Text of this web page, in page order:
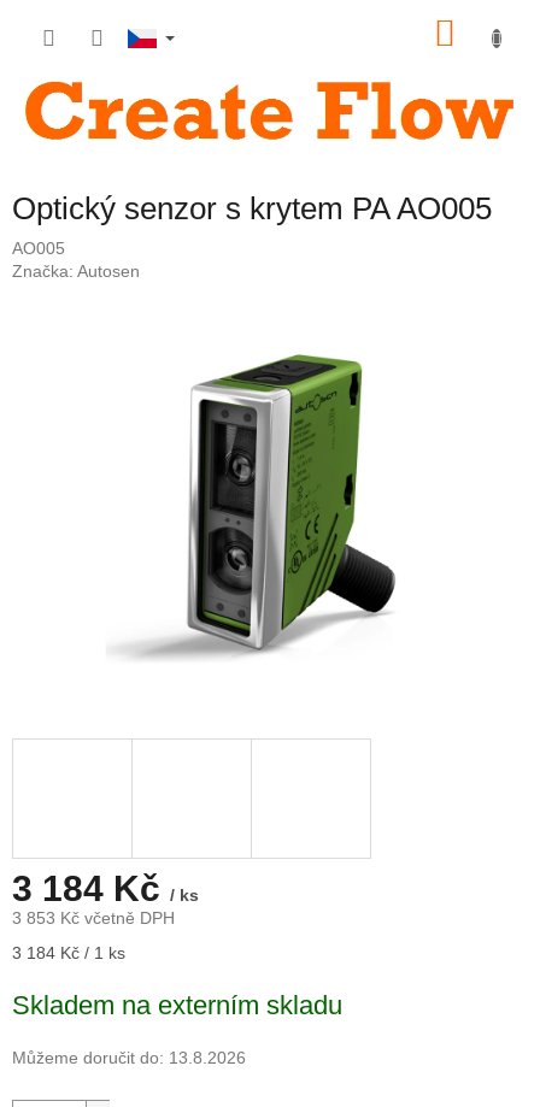
Optický senzor s krytem PA AO005
AO005
Značka: Autosen
3 184 Kč / ks
3 853 Kč včetně DPH
Měrná
3 184 Kč / 1 ks
Skladem na externím skladu
Můžeme doručit do: 13.8.2026